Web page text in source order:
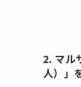
2. マル
人）」